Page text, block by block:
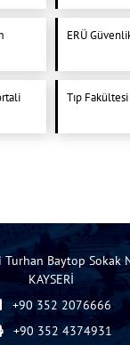
ERÜ
Tıp
Baytop Sokak
KAYSERİ
+90 352 2076666
+90 352 4374931